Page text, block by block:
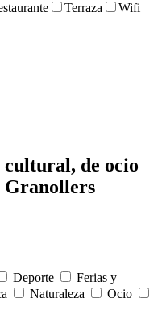
Terraza
Wifi
de ocio
Granollers
Deporte
Ferias y
Naturaleza
Ocio